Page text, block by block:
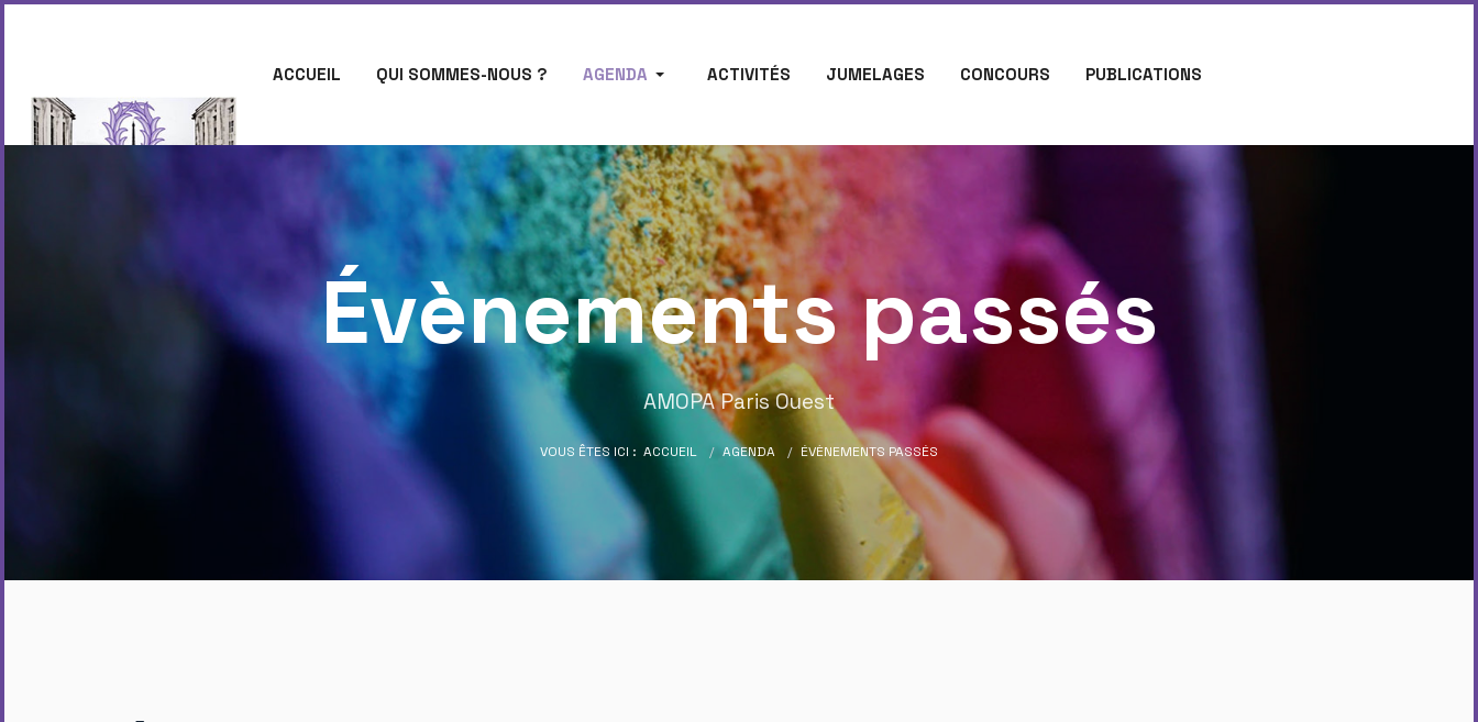
ACCUEIL QUI SOMMES-NOUS ? AGENDA ACTIVITÉS JUMELAGES CONCOURS PUBLICATIONS
Évènements passés
AMOPA Paris Ouest
VOUS ÊTES ICI : ACCUEIL AGENDA ÉVÈNEMENTS PASSÉS